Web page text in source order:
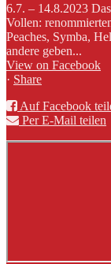
6.7. – 14.8.2023
Vollen:
Peaches, Symba,
andere geben...
View on Facebook
· Share
Auf Facebook
Per E-Mail teilen